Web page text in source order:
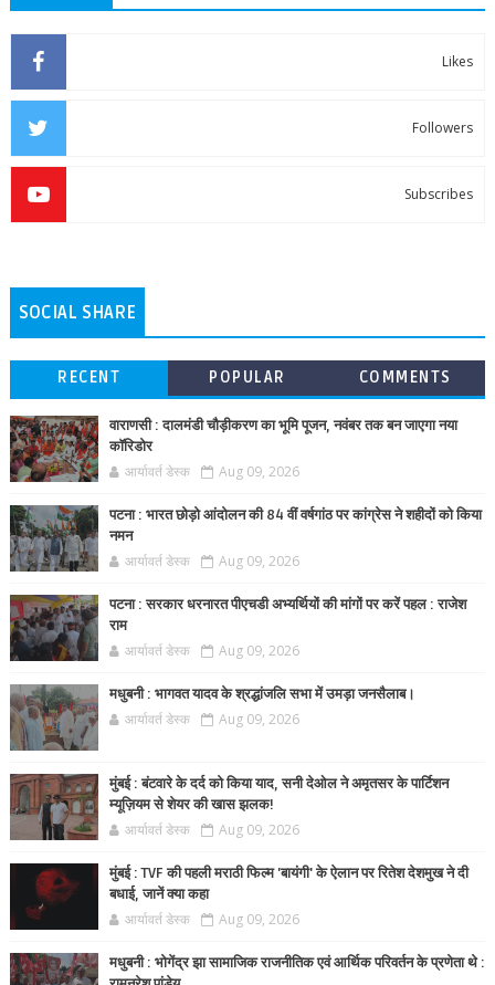
Likes
Followers
Subscribes
SOCIAL SHARE
RECENT POPULAR COMMENTS
वाराणसी : दालमंडी चौड़ीकरण का भूमि पूजन, नवंबर तक बन जाएगा नया
कॉरिडोर
आर्यावर्त डेस्क Aug 09, 2026
पटना : भारत छोड़ो आंदोलन की 84 वीं वर्षगांठ पर कांग्रेस ने शहीदों को किया
नमन
आर्यावर्त डेस्क Aug 09, 2026
पटना : सरकार धरनारत पीएचडी अभ्यर्थियों की मांगों पर करें पहल : राजेश
राम
आर्यावर्त डेस्क Aug 09, 2026
मधुबनी : भागवत यादव के श्रद्धांजलि सभा में उमड़ा जनसैलाब।
आर्यावर्त डेस्क Aug 09, 2026
मुंबई : बंटवारे के दर्द को किया याद, सनी देओल ने अमृतसर के पार्टिशन
म्यूज़ियम से शेयर की खास झलक!
आर्यावर्त डेस्क Aug 09, 2026
मुंबई : TVF की पहली मराठी फिल्म 'बायंगी' के ऐलान पर रितेश देशमुख ने दी
बधाई, जानें क्या कहा
आर्यावर्त डेस्क Aug 09, 2026
मधुबनी : भोगेंद्र झा सामाजिक राजनीतिक एवं आर्थिक परिवर्तन के प्रणेता थे :